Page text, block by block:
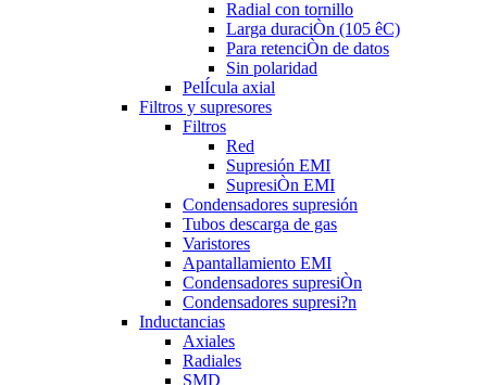
Radial con tornillo
Larga duraciÒn (105 êC)
Para retenciÒn de datos
Sin polaridad
PelÍcula axial
Filtros y supresores
Filtros
Red
Supresión EMI
SupresiÒn EMI
Condensadores supresión
Tubos descarga de gas
Varistores
Apantallamiento EMI
Condensadores supresiÒn
Condensadores supresi?n
Inductancias
Axiales
Radiales
SMD